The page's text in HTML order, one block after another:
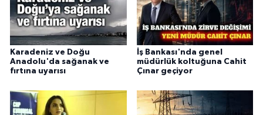
Karadeniz ve Doğu
Anadolu'da sağanak ve
fırtına uyarısı
İş Bankası'nda genel
müdürlük koltuğuna Cahit
Çınar geçiyor